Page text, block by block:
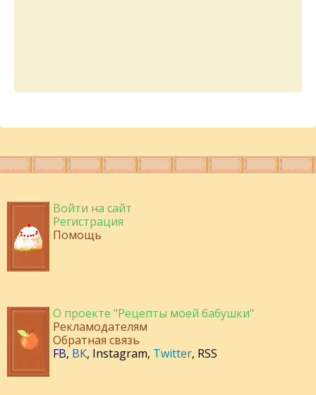
Войти на сайт
Регистрация
Помощь
О проекте "Рецепты моей бабушки"
Рекламодателям
Обратная связь
FB, ВК, Instagram, Twitter, RSS